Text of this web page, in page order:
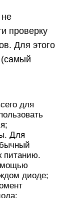
проверку
Для этого
для
Для
питанию.
диоде;